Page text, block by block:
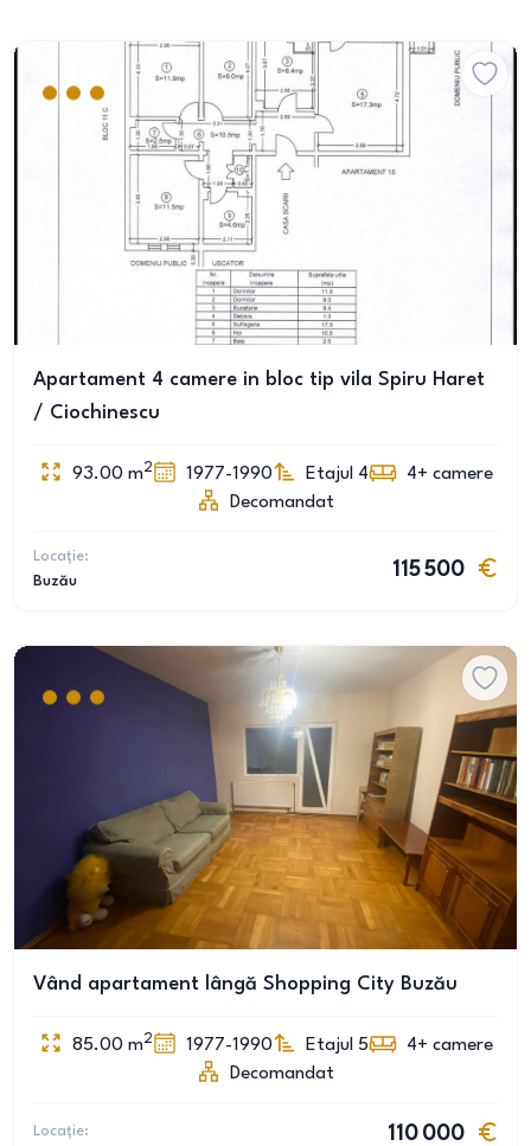
Apartament 4 camere in bloc tip vila Spiru Haret
/ Ciochinescu
93.00 m2 1977-1990 Etajul 4 4+ camere
Decomandat
Locație:
Buzău
115 500
Vând apartament lângă Shopping City Buzău
85.00 m2 1977-1990 Etajul 5 4+ camere
Decomandat
Locație:
110 000